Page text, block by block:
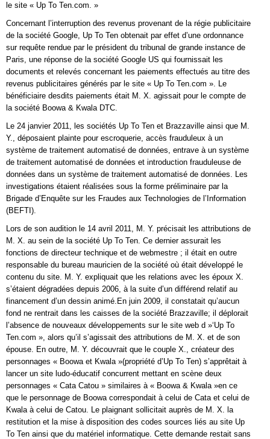
le site « Up To Ten.com. »
Concernant l’interruption des revenus provenant de la régie publicitaire
de la société Google, Up To Ten obtenait par effet d’une ordonnance
sur requête rendue par le président du tribunal de grande instance de
Paris, une réponse de la société Google US qui fournissait les
documents et relevés concernant les paiements effectués au titre des
revenus publicitaires générés par le site « Up To Ten.com ». Le
bénéficiaire desdits paiements était M. X. agissait pour le compte de
la société Boowa & Kwala DTC.
Le 24 janvier 2011, les sociétés Up To Ten et Brazzaville ainsi que M.
Y., déposaient plainte pour escroquerie, accès frauduleux à un
système de traitement automatisé de données, entrave à un système
de traitement automatisé de données et introduction frauduleuse de
données dans un système de traitement automatisé de données. Les
investigations étaient réalisées sous la forme préliminaire par la
Brigade d’Enquête sur les Fraudes aux Technologies de l’Information
(BEFTI).
Lors de son audition le 14 avril 2011, M. Y. précisait les attributions de
M. X. au sein de la société Up To Ten. Ce dernier assurait les
fonctions de directeur technique et de webmestre ; il était en outre
responsable du bureau mauricien de la société où était développé le
contenu du site. M. Y. expliquait que les relations avec les époux X.
s’étaient dégradées depuis 2006, à la suite d’un différend relatif au
financement d’un dessin animé.En juin 2009, il constatait qu’aucun
fond ne rentrait dans les caisses de la société Brazzaville; il déplorait
l’absence de nouveaux développements sur le site web d »‘Up To
Ten.com », alors qu’il s’agissait des attributions de M. X. et de son
épouse. En outre, M. Y. découvrait que le couple X., créateur des
personnages « Boowa et Kwala »(propriété d’Up To Ten) s’apprêtait à
lancer un site ludo-éducatif concurrent mettant en scène deux
personnages « Cata Catou » similaires à « Boowa & Kwala »en ce
que le personnage de Boowa correspondait à celui de Cata et celui de
Kwala à celui de Catou. Le plaignant sollicitait auprès de M. X. la
restitution et la mise à disposition des codes sources liés au site Up
To Ten ainsi que du matériel informatique. Cette demande restait sans